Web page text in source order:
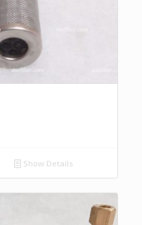
Show Details